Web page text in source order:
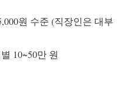
원 수준 (직장인은 대부
10~50만 원